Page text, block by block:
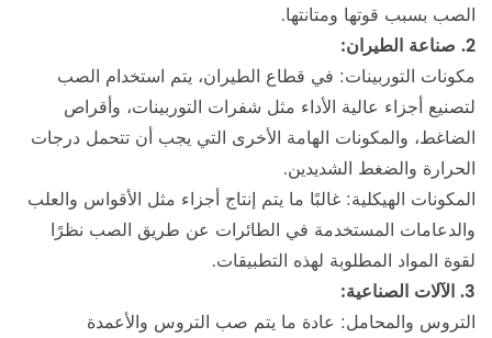
الصب بسبب قوتها ومتانتها.
2. صناعة الطيران:
مكونات التوربينات: في قطاع الطيران، يتم استخدام الصب
لتصنيع أجزاء عالية الأداء مثل شفرات التوربينات، وأقراص
الضاغط، والمكونات الهامة الأخرى التي يجب أن تتحمل درجات
الحرارة والضغط الشديدين.
المكونات الهيكلية: غالبًا ما يتم إنتاج أجزاء مثل الأقواس والعلب
والدعامات المستخدمة في الطائرات عن طريق الصب نظرًا
لقوة المواد المطلوبة لهذه التطبيقات.
3. الآلات الصناعية:
التروس والمحامل: عادة ما يتم صب التروس والأعمدة